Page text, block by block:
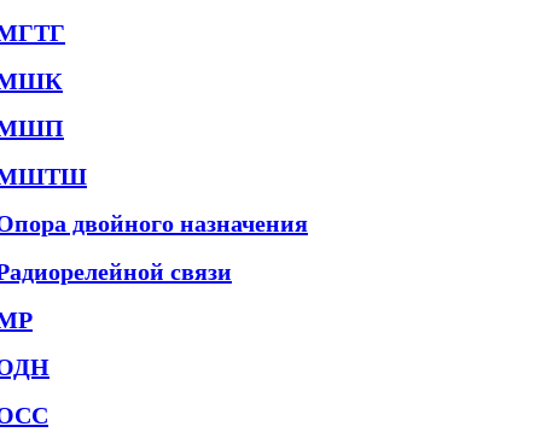
двойного назначения
связи